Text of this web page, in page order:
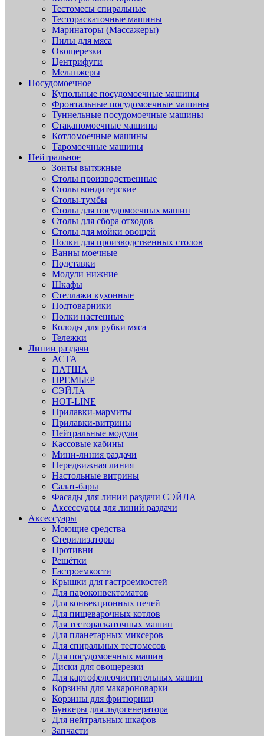
Тестомесы спиральные
Тестораскаточные машины
Маринаторы (Массажеры)
Пилы для мяса
Овощерезки
Центрифуги
Меланжеры
Посудомоечное
Купольные посудомоечные машины
Фронтальные посудомоечные машины
Туннельные посудомоечные машины
Стаканомоечные машины
Котломоечные машины
Таромоечные машины
Нейтральное
Зонты вытяжные
Столы производственные
Столы кондитерские
Столы-тумбы
Столы для посудомоечных машин
Столы для сбора отходов
Столы для мойки овощей
Полки для производственных столов
Ванны моечные
Подставки
Модули нижние
Шкафы
Стеллажи кухонные
Подтоварники
Полки настенные
Колоды для рубки мяса
Тележки
Линии раздачи
АСТА
ПАТША
ПРЕМЬЕР
СЭЙЛА
HOT-LINE
Прилавки-мармиты
Прилавки-витрины
Нейтральные модули
Кассовые кабины
Мини-линия раздачи
Передвижная линия
Настольные витрины
Салат-бары
Фасады для линии раздачи СЭЙЛА
Аксессуары для линий раздачи
Аксессуары
Моющие средства
Стерилизаторы
Противни
Решётки
Гастроемкости
Крышки для гастроемкостей
Для пароконвектоматов
Для конвекционных печей
Для пищеварочных котлов
Для тестораскаточных машин
Для планетарных миксеров
Для спиральных тестомесов
Для посудомоечных машин
Диски для овощерезки
Для картофелеочистительных машин
Корзины для макароноварки
Корзины для фритюрниц
Бункеры для льдогенератора
Для нейтральных шкафов
Запчасти